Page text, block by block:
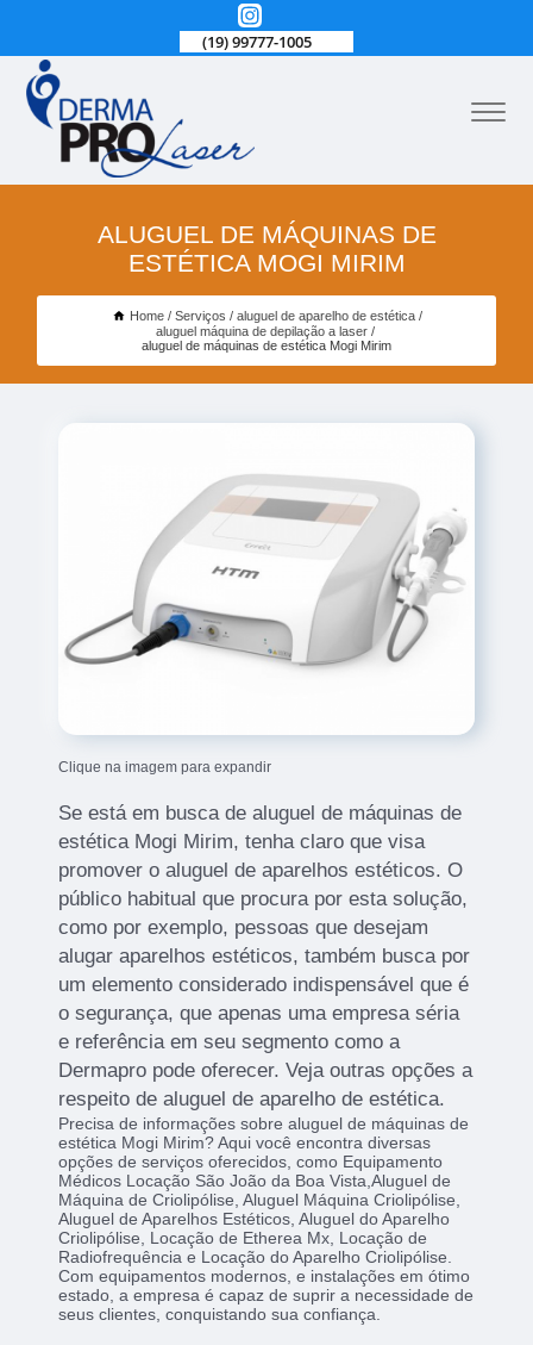
(19) 99777-1005
ALUGUEL DE MÁQUINAS DE
ESTÉTICA MOGI MIRIM
Home Serviços
aluguel de aparelho de estética
aluguel máquina de depilação a laser
aluguel de máquinas de estética Mogi Mirim
Clique na imagem para expandir
Se está em busca de aluguel de máquinas de
estética Mogi Mirim, tenha claro que visa
promover o aluguel de aparelhos estéticos. O
público habitual que procura por esta solução,
como por exemplo, pessoas que desejam
alugar aparelhos estéticos, também busca por
um elemento considerado indispensável que é
o segurança, que apenas uma empresa séria
e referência em seu segmento como a
Dermapro pode oferecer. Veja outras opções a
respeito de aluguel de aparelho de estética.
Precisa de informações sobre aluguel de máquinas de
estética Mogi Mirim? Aqui você encontra diversas
opções de serviços oferecidos, como Equipamento
Médicos Locação São João da Boa Vista,Aluguel de
Máquina de Criolipólise, Aluguel Máquina Criolipólise,
Aluguel de Aparelhos Estéticos, Aluguel do Aparelho
Criolipólise, Locação de Etherea Mx, Locação de
Radiofrequência e Locação do Aparelho Criolipólise.
Com equipamentos modernos, e instalações em ótimo
estado, a empresa é capaz de suprir a necessidade de
seus clientes, conquistando sua confiança.